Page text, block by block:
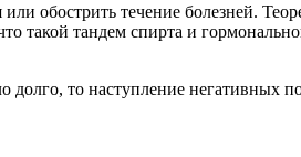
обострить течение болезней.
такой тандем спирта и
долго, то наступление негативных